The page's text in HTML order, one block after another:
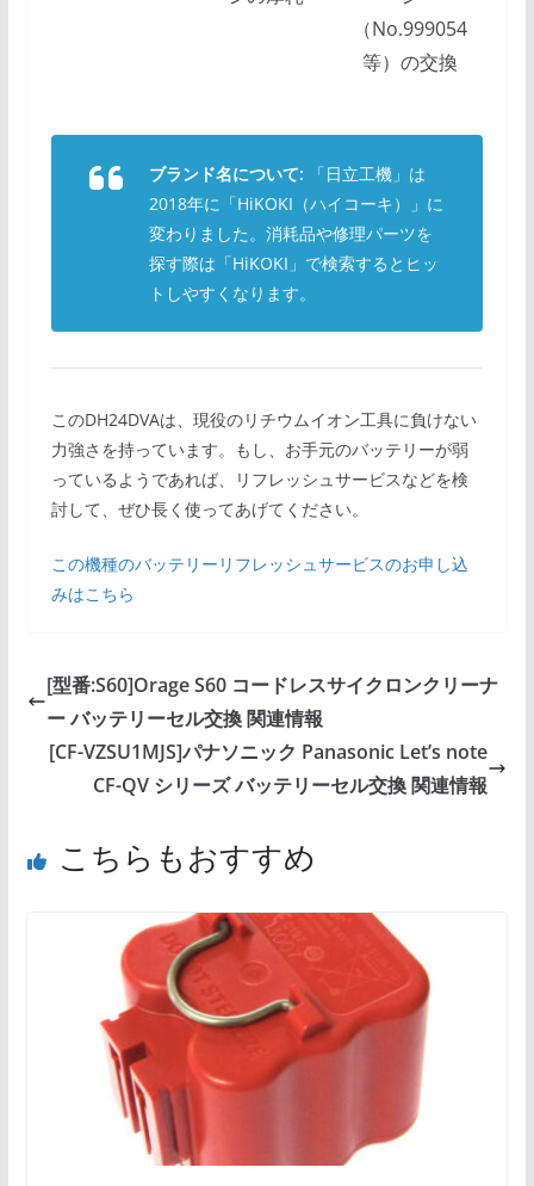
（No.999054
等）の交換
ブランド名について: 「日立工機」は
2018年に「HiKOKI（ハイコーキ）」に
変わりました。消耗品や修理パーツを
探す際は「HiKOKI」で検索するとヒッ
トしやすくなります。
このDH24DVAは、現役のリチウムイオン工具に負けない
力強さを持っています。もし、お手元のバッテリーが弱
っているようであれば、リフレッシュサービスなどを検
討して、ぜひ長く使ってあげてください。
この機種のバッテリーリフレッシュサービスのお申し込
みはこちら
[型番:S60]Orage S60 コードレスサイクロンクリーナ
ー バッテリーセル交換 関連情報
[CF-VZSU1MJS]パナソニック Panasonic Let’s note
CF-QV シリーズ バッテリーセル交換 関連情報
こちらもおすすめ